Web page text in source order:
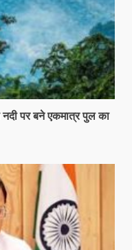
पर बने एकमात्र पुल का